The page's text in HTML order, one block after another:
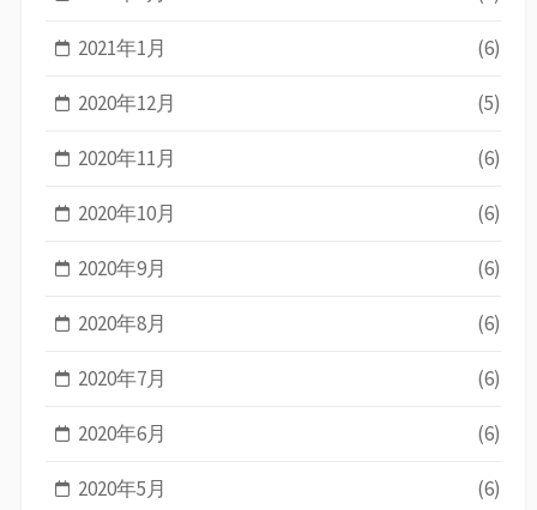
2021年1月 (6)
2020年12月 (5)
2020年11月 (6)
2020年10月 (6)
2020年9月 (6)
2020年8月 (6)
2020年7月 (6)
2020年6月 (6)
2020年5月 (6)